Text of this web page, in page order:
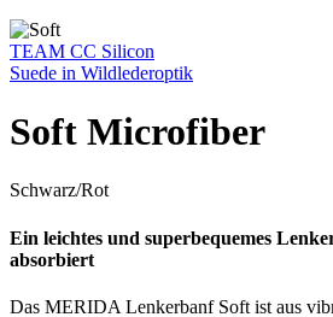
TEAM CC Silicon
Suede in Wildlederoptik
Soft Microfiber
Schwarz/Rot
Ein leichtes und superbequemes
absorbiert
Das MERIDA Lenkerbanf Soft ist aus